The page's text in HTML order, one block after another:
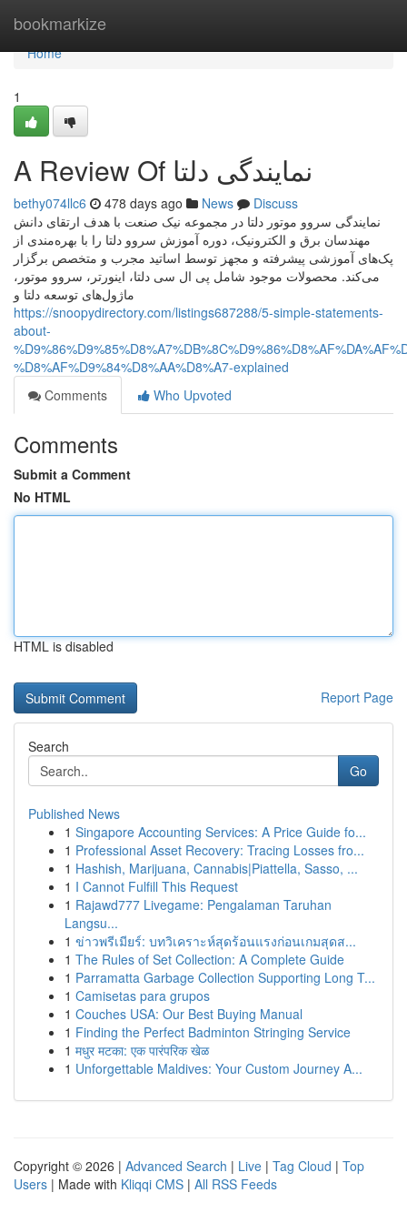
bookmarkize
Home
Home
1
A Review Of نمایندگی دلتا
bethy074llc6 478 days ago News
Discuss
نمایندگی سروو موتور دلتا در مجموعه نیک صنعت با هدف ارتقای دانش
مهندسان برق و الکترونیک، دوره آموزش سروو دلتا را با بهره‌مندی از
پک‌های آموزشی پیشرفته و مجهز توسط اساتید مجرب و متخصص برگزار
می‌کند. محصولات موجود شامل پی ال سی دلتا، اینورتر، سروو موتور،
ماژول‌های توسعه دلتا و
https://snoopydirectory.com/listings687288/5-simple-statements-
about-
%D8%AF%D9%84%D8%AA%D8%A7-explained
Comments
Who Upvoted
Comments
Submit a Comment
No HTML
HTML is disabled
Report Page
Search
Go
Published News
1 Singapore Accounting Services: A Price Guide fo...
1 Professional Asset Recovery: Tracing Losses fro...
1 Hashish, Marijuana, Cannabis|Piattella, Sasso, ...
1 I Cannot Fulfill This Request
1 Rajawd777 Livegame: Pengalaman Taruhan
Langsu...
1 ข่าวพรีเมียร์: บทวิเคราะห์สุดร้อนแรงก่อนเกมสุดส...
1 The Rules of Set Collection: A Complete Guide
1 Parramatta Garbage Collection Supporting Long T...
1 Camisetas para grupos
1 Couches USA: Our Best Buying Manual
1 Finding the Perfect Badminton Stringing Service
1 मधुर मटका: एक पारंपरिक खेळ
1 Unforgettable Maldives: Your Custom Journey A...
Copyright © 2026 | Advanced Search | Live | Tag Cloud | Top
Users | Made with Kliqqi CMS | All RSS Feeds